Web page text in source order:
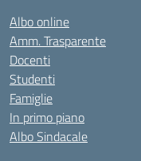
Albo online
Amm. Trasparente
Docenti
Studenti
Famiglie
In primo piano
Albo Sindacale